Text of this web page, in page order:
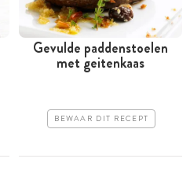
Gevulde paddenstoelen
met geitenkaas
BEWAAR DIT RECEPT